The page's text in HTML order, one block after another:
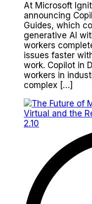
At Microsoft
announcing
Guides, which
generative AI
workers
issues faster
work. Copilot in
workers in
complex […]
2.10